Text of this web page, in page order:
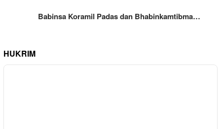
Babinsa Koramil Padas dan Bhabinkamtibma…
HUKRIM